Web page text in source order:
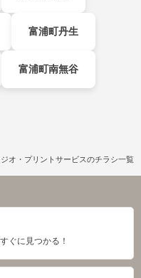
富浦町丹生
富浦町南無谷
オ・プリントサービスのチラシ一覧
ぐに見つかる！